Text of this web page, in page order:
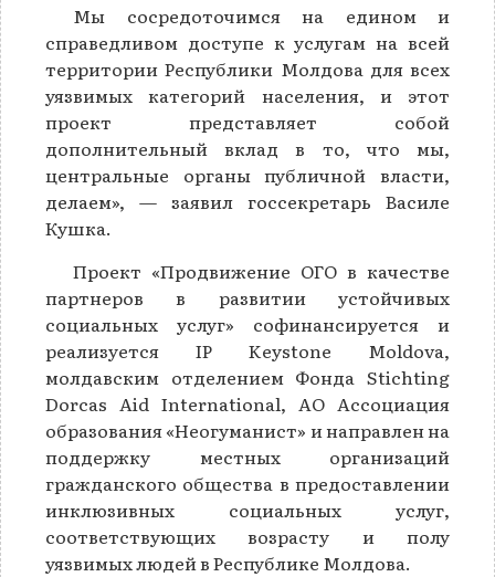
Мы сосредоточимся на едином и
справедливом доступе к услугам на всей
территории Республики Молдова для всех
уязвимых категорий населения, и этот
проект представляет собой
дополнительный вклад в то, что мы,
центральные органы публичной власти,
делаем», — заявил госсекретарь Василе
Кушка.
Проект «Продвижение ОГО в качестве
партнеров в развитии устойчивых
социальных услуг» софинансируется и
реализуется IP Keystone Moldova,
молдавским отделением Фонда Stichting
Dorcas Aid International, АО Ассоциация
образования «Неогуманист» и направлен на
поддержку местных организаций
гражданского общества в предоставлении
инклюзивных социальных услуг,
соответствующих возрасту и полу
уязвимых людей в Республике Молдова.